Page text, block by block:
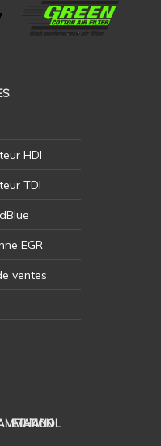
HDI
TDI
EGR
ventes
ETHANOL